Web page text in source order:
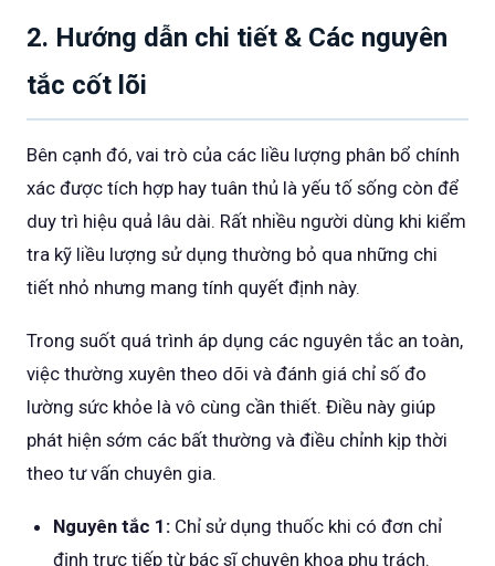
2. Hướng dẫn chi tiết & Các nguyên
tắc cốt lõi
Bên cạnh đó, vai trò của các liều lượng phân bổ chính
xác được tích hợp hay tuân thủ là yếu tố sống còn để
duy trì hiệu quả lâu dài. Rất nhiều người dùng khi kiểm
tra kỹ liều lượng sử dụng thường bỏ qua những chi
tiết nhỏ nhưng mang tính quyết định này.
Trong suốt quá trình áp dụng các nguyên tắc an toàn,
việc thường xuyên theo dõi và đánh giá chỉ số đo
lường sức khỏe là vô cùng cần thiết. Điều này giúp
phát hiện sớm các bất thường và điều chỉnh kịp thời
theo tư vấn chuyên gia.
Nguyên tắc 1: Chỉ sử dụng thuốc khi có đơn chỉ
định trực tiếp từ bác sĩ chuyên khoa phụ trách.